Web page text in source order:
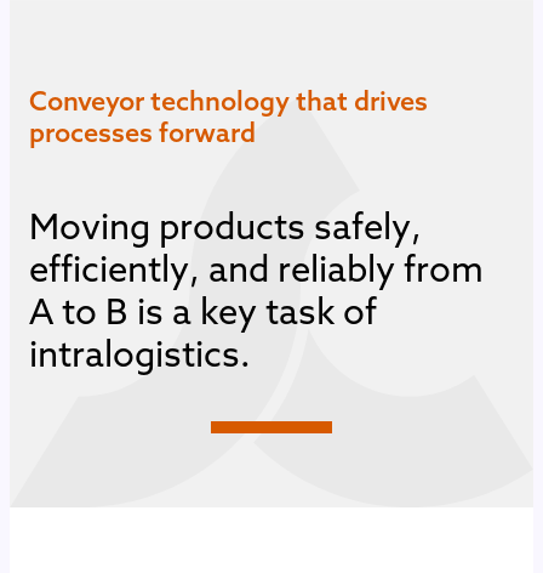
Conveyor technology that drives
processes forward
Moving products safely,
efficiently, and reliablyfrom
Ato B is a keytask of
intralogistics.